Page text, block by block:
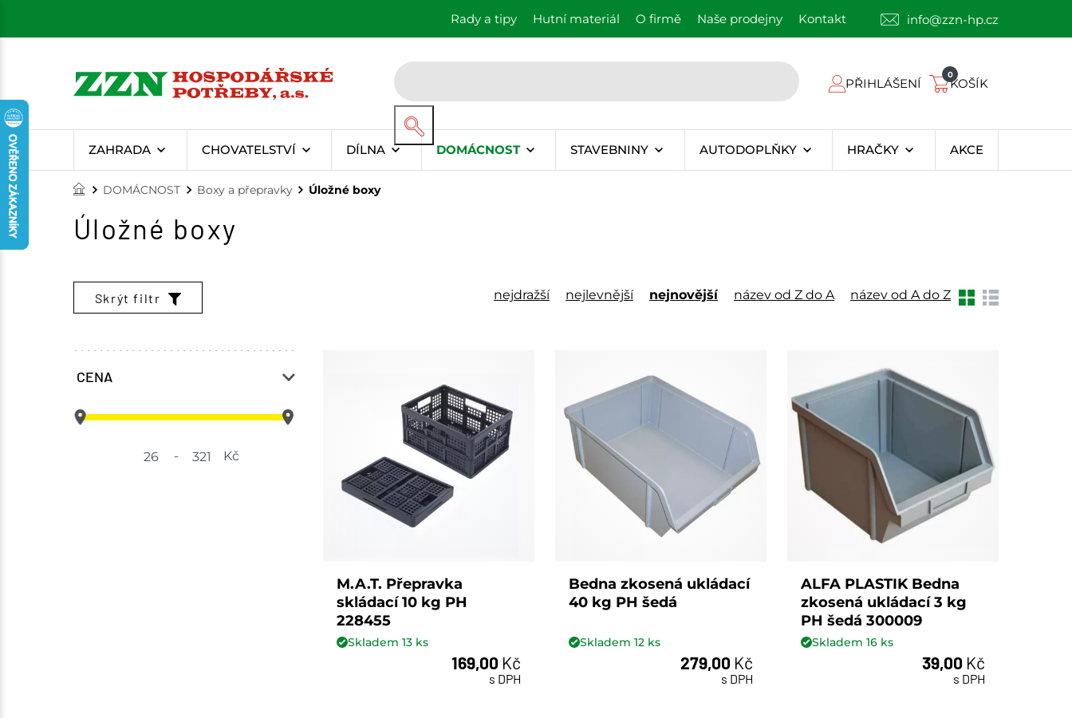
Rady a tipy Hutní materiál O firmě Naše prodejny Kontakt info@zzn-hp.cz
PŘIHLÁŠENÍ
0
KOŠÍK
ZAHRADA CHOVATELSTVÍ DÍLNA DOMÁCNOST STAVEBNINY AUTODOPLŇKY HRAČKY AKCE
DOMÁCNOST Boxy a přepravky Úložné boxy
Úložné boxy
Skrýt filtr nejdražší nejlevnější nejnovější název od Z do A název od A do Z
CENA
- Kč
M.A.T. Přepravka
skládací 10 kg PH
228455
Skladem13 ks
169,00 Kč
s DPH
Bedna zkosená ukládací
40 kg PH šedá
Skladem12 ks
279,00 Kč
s DPH
ALFA PLASTIK Bedna
zkosená ukládací 3 kg
PH šedá 300009
Skladem16 ks
39,00 Kč
s DPH